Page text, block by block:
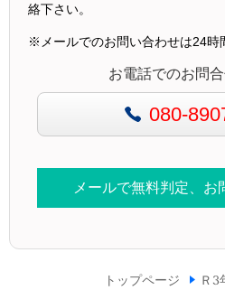
絡下さい。
※メールでのお問い合わせは24時
お電話でのお問
080-
メールで無料判定、お
トップページ Ｒ3